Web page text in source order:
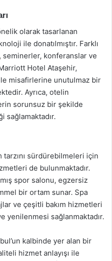
olarak tasarlanan
ile donatılmıştır. Farklı
seminerler, konferanslar ve
Hotel Ataşehir,
misafirlerine unutulmaz bir
Ayrıca, otelin
sorunsuz bir şekilde
sağlamaktadır.
tarzını sürdürebilmeleri için
de bulunmaktadır.
spor salonu, egzersiz
bir ortam sunar. Spa
ve çeşitli bakım hizmetleri
yenilenmesi sağlanmaktadır.
kalbinde yer alan bir
hizmet anlayışı ile